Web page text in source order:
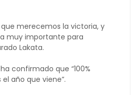
merecemos la victoria, y
muy importante para
Lakata.
confirmado que “100%
año que viene”.